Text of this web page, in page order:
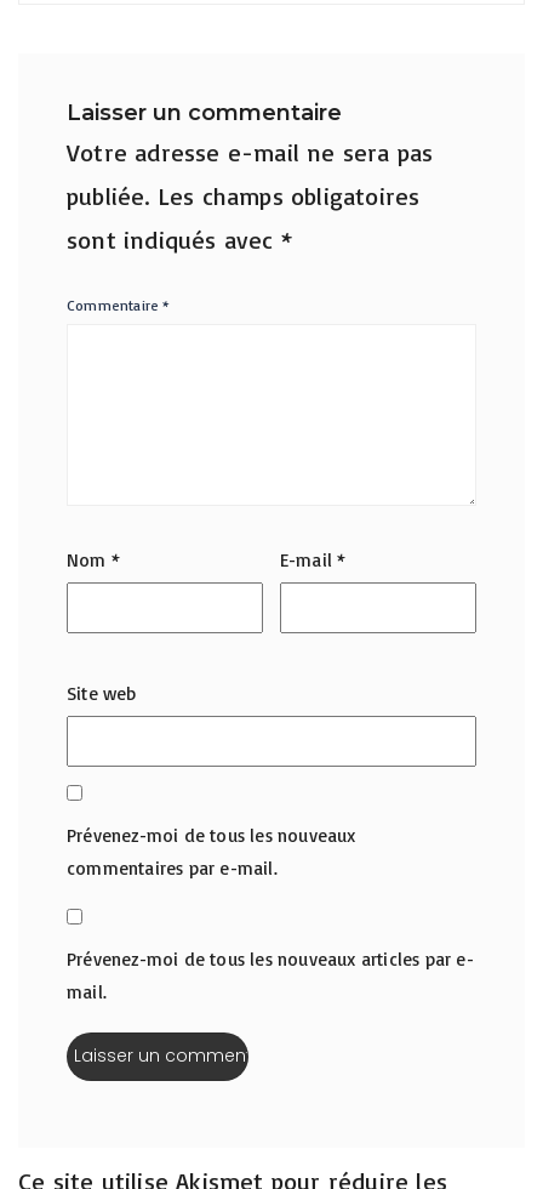
Laisser un commentaire
Votre adresse e-mail ne sera pas
publiée. Les champs obligatoires
sont indiqués avec *
Commentaire*
Nom * E-mail*
Site web
Prévenez-moi de tous les nouveaux
commentaires par e-mail.
Prévenez-moi de tous les nouveaux articles par e-
mail.
Ce site utilise Akismet pour réduire les